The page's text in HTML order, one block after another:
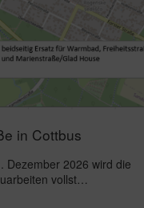
in Cottbus
Dezember 2026 wird die
vollst…